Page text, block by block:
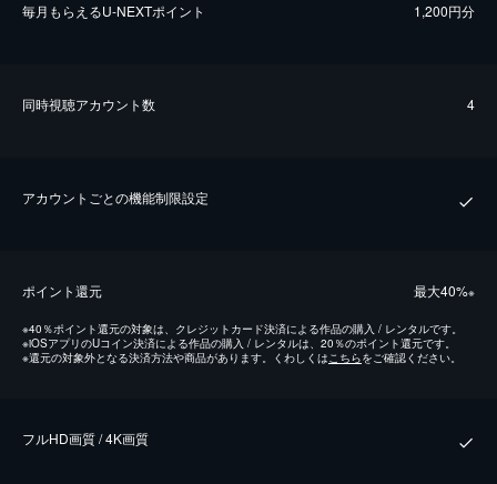
毎⽉もらえるU-NEXTポイント 1,200円分
同時視聴アカウント数 4
アカウントごとの機能制限設定
ポイント還元 最⼤40%※
※40％ポイント還元の対象は、クレジットカード決済による作品の購入 / レンタルです。
※iOSアプリのUコイン決済による作品の購入 / レンタルは、20％のポイント還元です。
※還元の対象外となる決済方法や商品があります。くわしくはこちらをご確認ください。
フルHD画質 / 4K画質